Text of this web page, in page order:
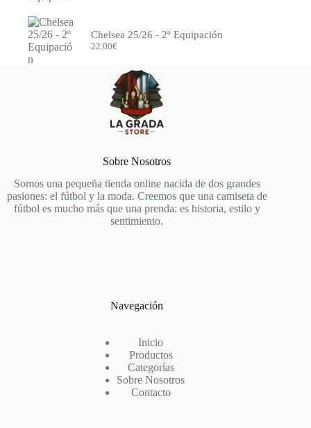
Chelsea 25/26 - 2º Equipación
22.00€
Sobre Nosotros
Somos una pequeña tienda online nacida de dos grandes
pasiones: el fútbol y la moda. Creemos que una camiseta de
fútbol es mucho más que una prenda: es historia, estilo y
sentimiento.
Navegación
Inicio
Productos
Categorías
Sobre Nosotros
Contacto